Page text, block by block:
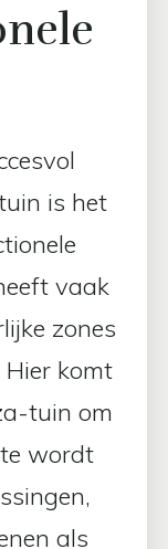
is het
vaak
zones
komt
tuin om
wordt
als